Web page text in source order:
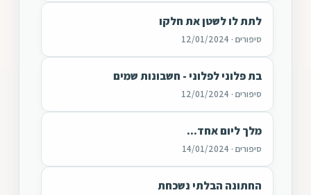
לתת לו לשטן את חלקו
סיפורים · 12/01/2024
בת פלוני לפלוני - חשבונות שמים
סיפורים · 12/01/2024
מלך ליום אחד...
סיפורים · 14/01/2024
החתונה הבלתי נשכחת